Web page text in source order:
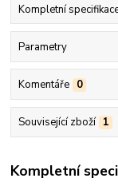
Kompletní
Parametry
Komentáře 0
Související zboží 1
Kompletní